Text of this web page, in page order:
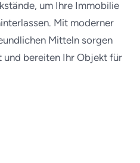
um Ihre Immobilie
Mit moderner
Mitteln sorgen
bereiten Ihr Objekt für